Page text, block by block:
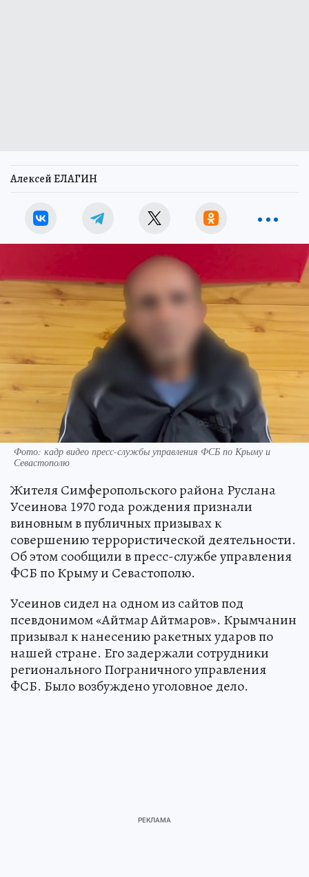
Алексей ЕЛАГИН
Фото: кадр видео пресс-службы управления ФСБ по Крыму и
Севастополю
Жителя Симферопольского района Руслана
Усеинова 1970 года рождения признали
виновным в публичных призывах к
совершению террористической деятельности.
Об этом сообщили в пресс-службе управления
ФСБ по Крыму и Севастополю.
Усеинов сидел на одном из сайтов под
псевдонимом «Айтмар Айтмаров». Крымчанин
призывал к нанесению ракетных ударов по
нашей стране. Его задержали сотрудники
регионального Пограничного управления
ФСБ. Было возбуждено уголовное дело.